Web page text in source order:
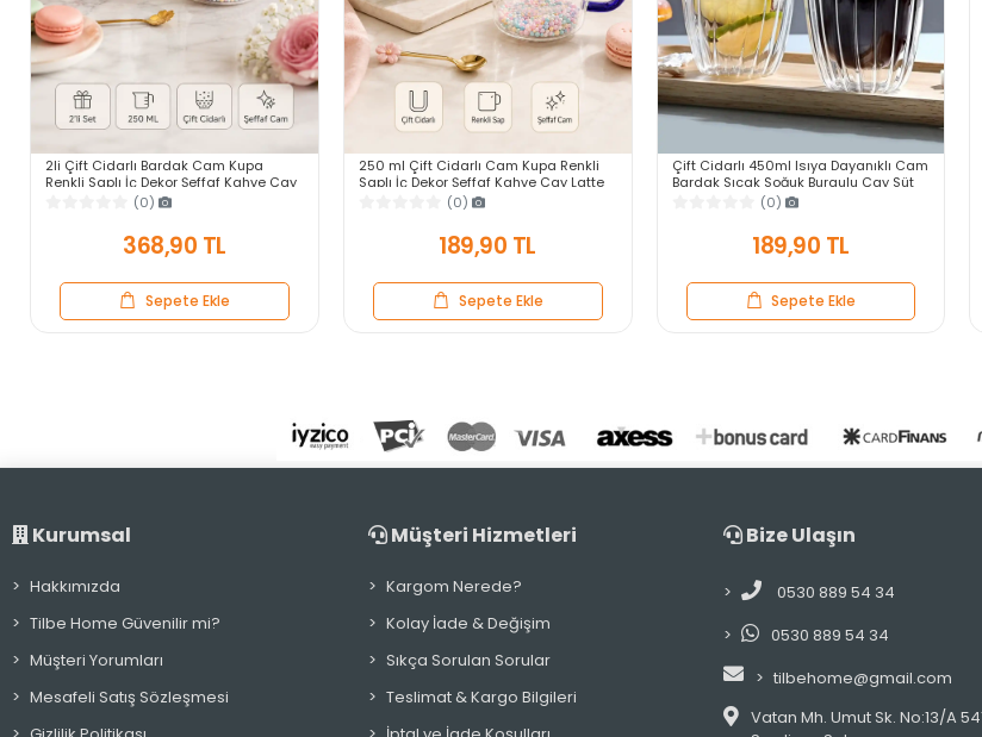
2li Çift Cidarlı Bardak Cam Kupa
Renkli Saplı İç Dekor Şeffaf Kahve Çay
Latte Sunum Bardağı 250ml
(0)
368,90 TL
Sepete Ekle
250 ml Çift Cidarlı Cam Kupa Renkli
Saplı İç Dekor Şeffaf Kahve Çay Latte
Sunum Bardağı 1 Adet
(0)
189,90 TL
Sepete Ekle
Çift Cidarlı 450ml Isıya Dayanıklı Cam
Bardak Sıcak Soğuk Burgulu Çay Süt
Kahve Kupası Bardağı
(0)
189,90 TL
Sepete Ekle
Kurumsal
Hakkımızda
Tilbe Home Güvenilir mi?
Müşteri Yorumları
Mesafeli Satış Sözleşmesi
Müşteri Hizmetleri
Kargom Nerede?
Kolay İade & Değişim
Sıkça Sorulan Sorular
Teslimat & Kargo Bilgileri
Bize Ulaşın
0530 889 54 34
0530 889 54 34
tilbehome@gmail.com
Vatan Mh. Umut Sk. No:13/A